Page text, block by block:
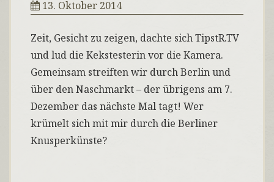
13. Oktober 2014
Zeit, Gesicht zu zeigen, dachte sich TipstR.TV
und lud die Kekstesterin vor die Kamera.
Gemeinsam streiften wir durch Berlin und
über den Naschmarkt – der übrigens am 7.
Dezember das nächste Mal tagt! Wer
krümelt sich mit mir durch die Berliner
Knusperkünste?